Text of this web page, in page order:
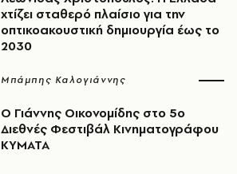
χτίζει σταθερό πλαίσιο για την
οπτικοακουστική δημιουργία έως το
2030
Μπάμπης Καλογιάννης
Ο Γιάννης Οικονομίδης στο 5ο
Διεθνές Φεστιβάλ Κινηματογράφου
ΚΥΜΑΤΑ